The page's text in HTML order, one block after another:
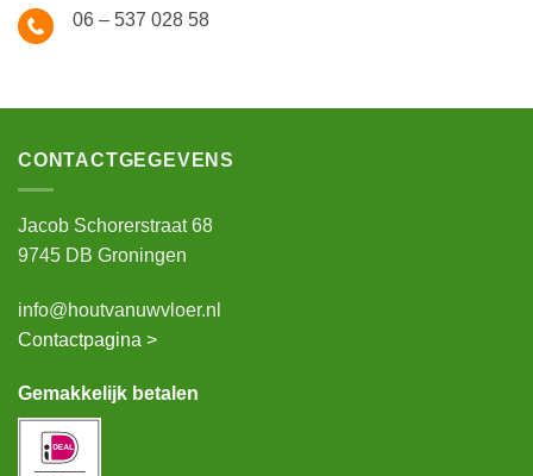
06 – 537 028 58
CONTACTGEGEVENS
Jacob Schorerstraat 68
9745 DB Groningen
info@houtvanuwvloer.nl
Contactpagina >
Gemakkelijk betalen